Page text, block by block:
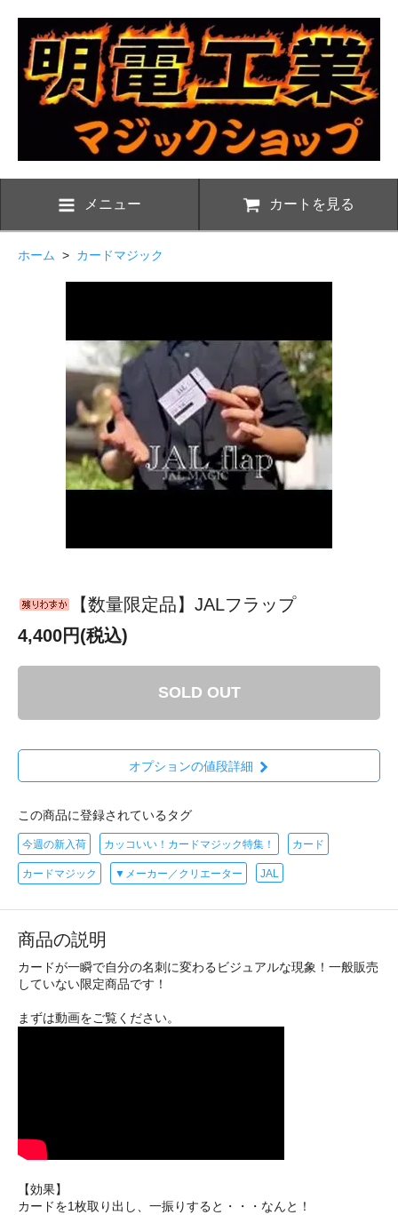
メニュー カートを見る
ホーム > カードマジック
【数量限定品】JALフラップ
4,400円(税込)
SOLD OUT
オプションの値段詳細
この商品に登録されているタグ
今週の新入荷 カッコいい！カードマジック特集！ カード
カードマジック ▼メーカー／クリエーター JAL
商品の説明
カードが一瞬で自分の名刺に変わるビジュアルな現象！一般販売
していない限定商品です！
まずは動画をご覧ください。
【効果】
カードを1枚取り出し、一振りすると・・・なんと！